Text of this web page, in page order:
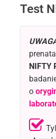
Test
NIFTY
o